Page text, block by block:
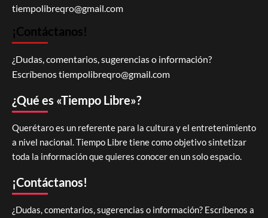
tiempolibreqro@gmail.com
¡Contáctanos!
¿Dudas, comentarios, sugerencias o información?
Escríbenostiempolibreqro@gmail.com
¿Qué es «Tiempo Libre»?
Querétaro es un referente para la cultura y el entretenimiento
a nivel nacional. Tiempo Libre tiene como objetivo sintetizar
toda la información que quieres conocer en un solo espacio.
¡Contáctanos!
¿Dudas, comentarios, sugerencias o información? Escríbenos a